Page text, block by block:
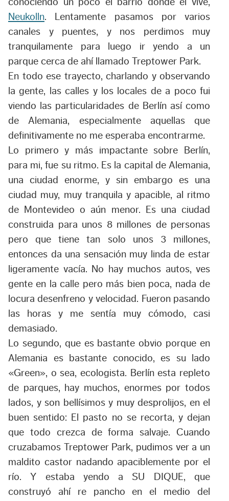
conociendo un poco el barrio donde él vive,
Neukolln. Lentamente pasamos por varios
canales y puentes, y nos perdimos muy
tranquilamente para luego ir yendo a un
parque cerca de ahí llamado Treptower Park.
En todo ese trayecto, charlando y observando
la gente, las calles y los locales de a poco fui
viendo las particularidades de Berlín así como
de Alemania, especialmente aquellas que
definitivamente no me esperaba encontrarme.
Lo primero y más impactante sobre Berlín,
para mi, fue su ritmo. Es la capital de Alemania,
una ciudad enorme, y sin embargo es una
ciudad muy, muy tranquila y apacible, al ritmo
de Montevideo o aún menor. Es una ciudad
construida para unos 8 millones de personas
pero que tiene tan solo unos 3 millones,
entonces da una sensación muy linda de estar
ligeramente vacía. No hay muchos autos, ves
gente en la calle pero más bien poca, nada de
locura desenfreno y velocidad. Fueron pasando
las horas y me sentía muy cómodo, casi
demasiado.
Lo segundo, que es bastante obvio porque en
Alemania es bastante conocido, es su lado
«Green», o sea, ecologista. Berlín esta repleto
de parques, hay muchos, enormes por todos
lados, y son bellísimos y muy desprolijos, en el
buen sentido: El pasto no se recorta, y dejan
que todo crezca de forma salvaje. Cuando
cruzabamos Treptower Park, pudimos ver a un
maldito castor nadando apaciblemente por el
río. Y estaba yendo a SU DIQUE, que
construyó ahí re pancho en el medio del